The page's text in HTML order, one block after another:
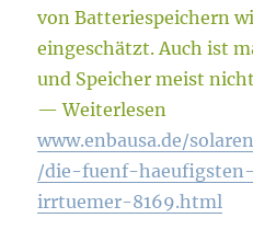
von Batteriespeichern
eingeschätzt. Auch ist
und Speicher meist
— Weiterlesen
www.enbausa.de/
/die-fuenf-
irrtuemer-8169.html